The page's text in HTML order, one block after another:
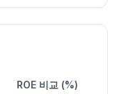
ROE 비교 (%)